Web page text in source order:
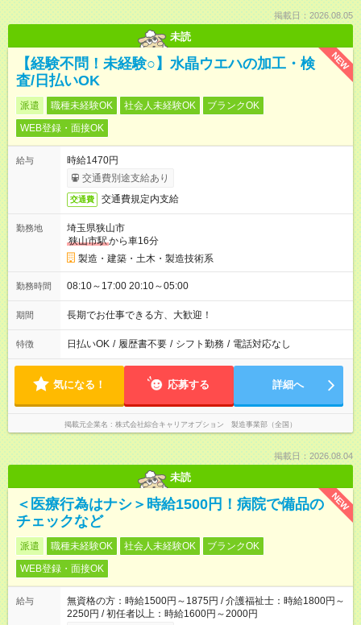
掲載日：2026.08.05
未読
NEW
【経験不問！未経験○】水晶ウエハの加工・検
査/日払いOK
派遣 職種未経験OK 社会人未経験OK
ブランクOK
WEB登録・面接OK
給与
時給1470円
交通費別途支給あり
交通費 交通費規定内支給
勤務地
埼玉県狭山市
狭山市駅から車16分
製造・建築・土木・製造技術系
勤務時間 08:10～17:00 20:10～05:00
期間 長期でお仕事できる方、大歓迎！
特徴 日払いOK / 履歴書不要 / シフト勤務 / 電話対応なし
気になる！ 応募する 詳細へ
掲載元企業名 株式会社綜合キャリアオプション 製造事業部（全国）
掲載日：2026.08.04
未読
NEW
＜医療行為はナシ＞時給1500円！病院で備品の
チェックなど
派遣 職種未経験OK 社会人未経験OK
ブランクOK
WEB登録・面接OK
給与
無資格の方：時給1500円～1875円 / 介護福祉士：時給1800円～
2250円 / 初任者以上：時給1600円～2000円